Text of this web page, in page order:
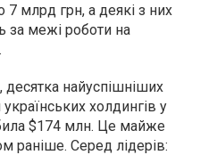
7 млрд грн, а деякі з них
за межі роботи на
найуспішніших
холдингів у
$174 млн. Це майже
раніше. Серед лідерів: